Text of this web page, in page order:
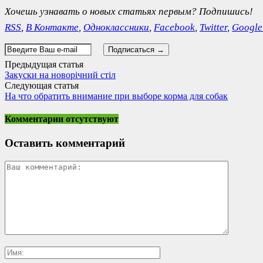
Хочешь узнавать о новых статьях первым? Подпишись!
RSS В Контакте Одноклассники Facebook Twitter,
Предыдущая статья
Закуски на новорічний стіл
Следующая статья
На что обратить внимание при выборе корма для собак
Комментарии отсутствуют
Оставить комментарий